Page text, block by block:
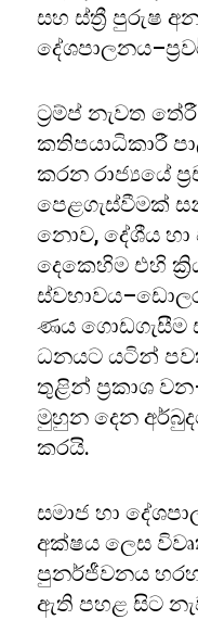
සහ ස්ත්‍රී පුරුෂ
ට්‍රම්ප් නැවත
කතිපයාධිකාරී
කරන රාජ්‍යයේ
පෙළගැස්වීමක්
නොව, දේශීය හා
දෙකෙහිම එහි
ණය ගොඩගැසීම
ධනයට යටින්
තුළින් ප්‍රකාශ
මුහුන දෙන
කරයි.
සමාජ හා
අක්ෂය ලෙස
පුනර්ජීවනය
ඇති පහළ සිට